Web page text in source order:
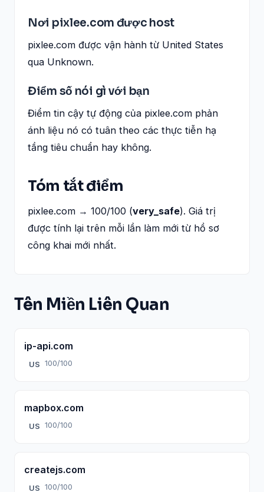
Nơi pixlee.com được host
pixlee.com được vận hành từ United States
qua Unknown.
Điểm số nói gì với bạn
Điểm tin cậy tự động của pixlee.com phản
ánh liệu nó có tuân theo các thực tiễn hạ
tầng tiêu chuẩn hay không.
Tóm tắt điểm
pixlee.com → 100/100 (very_safe). Giá trị
được tính lại trên mỗi lần làm mới từ hồ sơ
công khai mới nhất.
Tên Miền Liên Quan
ip-api.com
US 100/100
mapbox.com
US 100/100
createjs.com
US 100/100